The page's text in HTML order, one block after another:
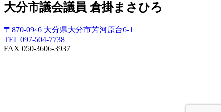
大分市議会議員 倉掛まさひろ
〒870-0946 大分県大分市芳河原台6-1
TEL 097-504-7738
FAX 050-3606-3937